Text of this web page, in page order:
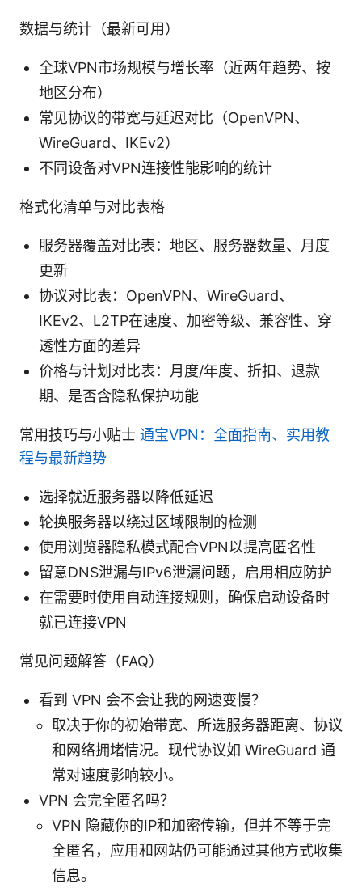
数据与统计（最新可用）
全球VPN市场规模与增长率（近两年趋势、按
地区分布）
常见协议的带宽与延迟对比（OpenVPN、
WireGuard、IKEv2）
不同设备对VPN连接性能影响的统计
格式化清单与对比表格
服务器覆盖对比表：地区、服务器数量、月度
更新
协议对比表：OpenVPN、WireGuard、
IKEv2、L2TP在速度、加密等级、兼容性、穿
透性方面的差异
价格与计划对比表：月度/年度、折扣、退款
期、是否含隐私保护功能
常用技巧与小贴士 通宝VPN：全面指南、实用教
程与最新趋势
选择就近服务器以降低延迟
轮换服务器以绕过区域限制的检测
使用浏览器隐私模式配合VPN以提高匿名性
留意DNS泄漏与IPv6泄漏问题，启用相应防护
在需要时使用自动连接规则，确保启动设备时
就已连接VPN
常见问题解答（FAQ）
看到 VPN 会不会让我的网速变慢？
取决于你的初始带宽、所选服务器距离、协议
和网络拥堵情况。现代协议如 WireGuard 通
常对速度影响较小。
VPN 会完全匿名吗？
VPN 隐藏你的IP和加密传输，但并不等于完
全匿名，应用和网站仍可能通过其他方式收集
信息。